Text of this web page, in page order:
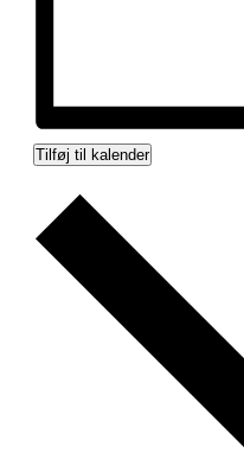
Tilføj til kalender